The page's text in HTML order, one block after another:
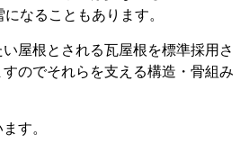
なることもあります。
屋根とされる瓦屋根を標準採用さ
のでそれらを支える構造・骨組み
す。